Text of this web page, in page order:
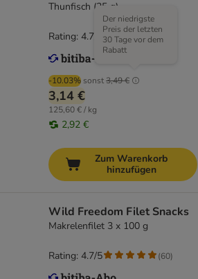
Thunfisch (25 g)
-10.03% sonst3,49 €
Der niedrigste
Preis der letzten
30 Tage vor dem
Rabatt
3,14 €
125,60 € / kg
2,92 €
Rating: 4.7/5 (166
Zum Warenkorb
hinzufügen
Wild Freedom Filet Snacks
Makrelenfilet 3 x 100 g
Rating: 4.7/5 (60)